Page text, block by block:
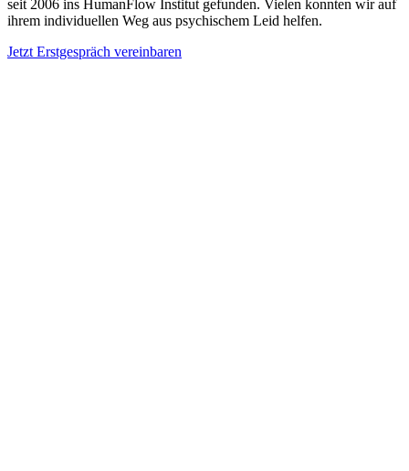
seit 2006 ins HumanFlow Institut gefunden. Vielen konnten wir auf
ihrem individuellen Weg aus psychischem Leid helfen.
Jetzt Erstgespräch vereinbaren